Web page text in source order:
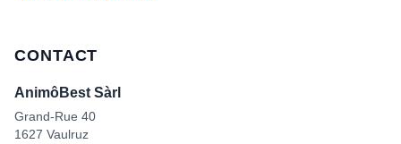
CONTACT
AnimôBest Sàrl
Grand-Rue 40
1627 Vaulruz